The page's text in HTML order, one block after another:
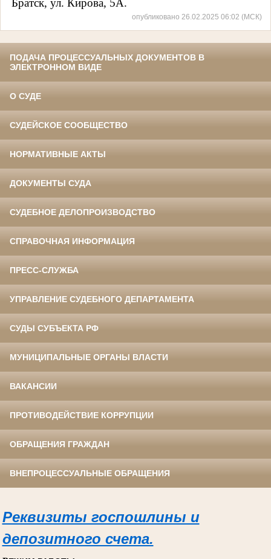
опубликовано 26.02.2025 06:02 (МСК)
ПОДАЧА ПРОЦЕССУАЛЬНЫХ ДОКУМЕНТОВ В
ЭЛЕКТРОННОМ ВИДЕ
О СУДЕ
СУДЕЙСКОЕ СООБЩЕСТВО
НОРМАТИВНЫЕ АКТЫ
ДОКУМЕНТЫ СУДА
СУДЕБНОЕ ДЕЛОПРОИЗВОДСТВО
СПРАВОЧНАЯ ИНФОРМАЦИЯ
ПРЕСС-СЛУЖБА
УПРАВЛЕНИЕ СУДЕБНОГО ДЕПАРТАМЕНТА
СУДЫ СУБЪЕКТА РФ
МУНИЦИПАЛЬНЫЕ ОРГАНЫ ВЛАСТИ
ВАКАНСИИ
ПРОТИВОДЕЙСТВИЕ КОРРУПЦИИ
ОБРАЩЕНИЯ ГРАЖДАН
ВНЕПРОЦЕССУАЛЬНЫЕ ОБРАЩЕНИЯ
Реквизиты госпошлины и
депозитного счета.